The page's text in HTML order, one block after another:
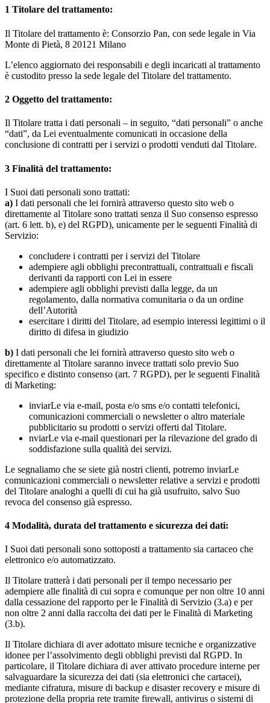
1 Titolare del trattamento:
Il Titolare del trattamento è: Consorzio Pan, con sede legale in Via
Monte di Pietà, 8 20121 Milano
L’elenco aggiornato dei responsabili e degli incaricati al trattamento
è custodito presso la sede legale del Titolare del trattamento.
2 Oggetto del trattamento:
Il Titolare tratta i dati personali – in seguito, “dati personali” o anche
“dati”, da Lei eventualmente comunicati in occasione della
conclusione di contratti per i servizi o prodotti venduti dal Titolare.
3 Finalità del trattamento:
I Suoi dati personali sono trattati:
a) I dati personali che lei fornirà attraverso questo sito web o
direttamente al Titolare sono trattati senza il Suo consenso espresso
(art. 6 lett. b), e) del RGPD), unicamente per le seguenti Finalità di
Servizio:
concludere i contratti per i servizi del Titolare
adempiere agli obblighi precontrattuali, contrattuali e fiscali
derivanti da rapporti con Lei in essere
adempiere agli obblighi previsti dalla legge, da un
regolamento, dalla normativa comunitaria o da un ordine
dell’Autorità
esercitare i diritti del Titolare, ad esempio interessi legittimi o il
diritto di difesa in giudizio
b) I dati personali che lei fornirà attraverso questo sito web o
direttamente al Titolare saranno invece trattati solo previo Suo
specifico e distinto consenso (art. 7 RGPD), per le seguenti Finalità
di Marketing:
inviarLe via e-mail, posta e/o sms e/o contatti telefonici,
comunicazioni commerciali o newsletter o altro materiale
pubblicitario su prodotti o servizi offerti dal Titolare.
nviarLe via e-mail questionari per la rilevazione del grado di
soddisfazione sulla qualità dei servizi.
Le segnaliamo che se siete già nostri clienti, potremo inviarLe
comunicazioni commerciali o newsletter relative a servizi e prodotti
del Titolare analoghi a quelli di cui ha già usufruito, salvo Suo
revoca del consenso già espresso.
4 Modalità, durata del trattamento e sicurezza dei dati:
I Suoi dati personali sono sottoposti a trattamento sia cartaceo che
elettronico e/o automatizzato.
Il Titolare tratterà i dati personali per il tempo necessario per
adempiere alle finalità di cui sopra e comunque per non oltre 10 anni
dalla cessazione del rapporto per le Finalità di Servizio (3.a) e per
non oltre 2 anni dalla raccolta dei dati per le Finalità di Marketing
(3.b).
Il Titolare dichiara di aver adottato misure tecniche e organizzative
idonee per l’assolvimento degli obblighi previsti dal RGPD. In
particolare, il Titolare dichiara di aver attivato procedure interne per
salvaguardare la sicurezza dei dati (sia elettronici che cartacei),
mediante cifratura, misure di backup e disaster recovery e misure di
protezione della propria rete tramite firewall, antivirus o sistemi di